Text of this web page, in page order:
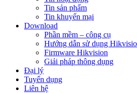
Tin sản phẩm
Tin khuyến mại
Download
Phần mềm – công cụ
Hướng dẫn sử dụng
Firmware Hikvision
Giải pháp thông dụng
Đại lý
Tuyển dụng
Liên hệ